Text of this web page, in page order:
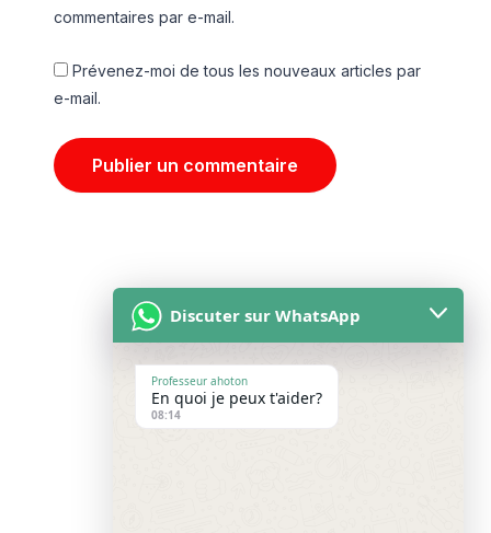
commentaires par e-mail.
Prévenez-moi de tous les nouveaux articles par
e-mail.
Accueil
Discuter sur WhatsApp
Professeur ahoton
En quoi je peux t'aider?
08:14